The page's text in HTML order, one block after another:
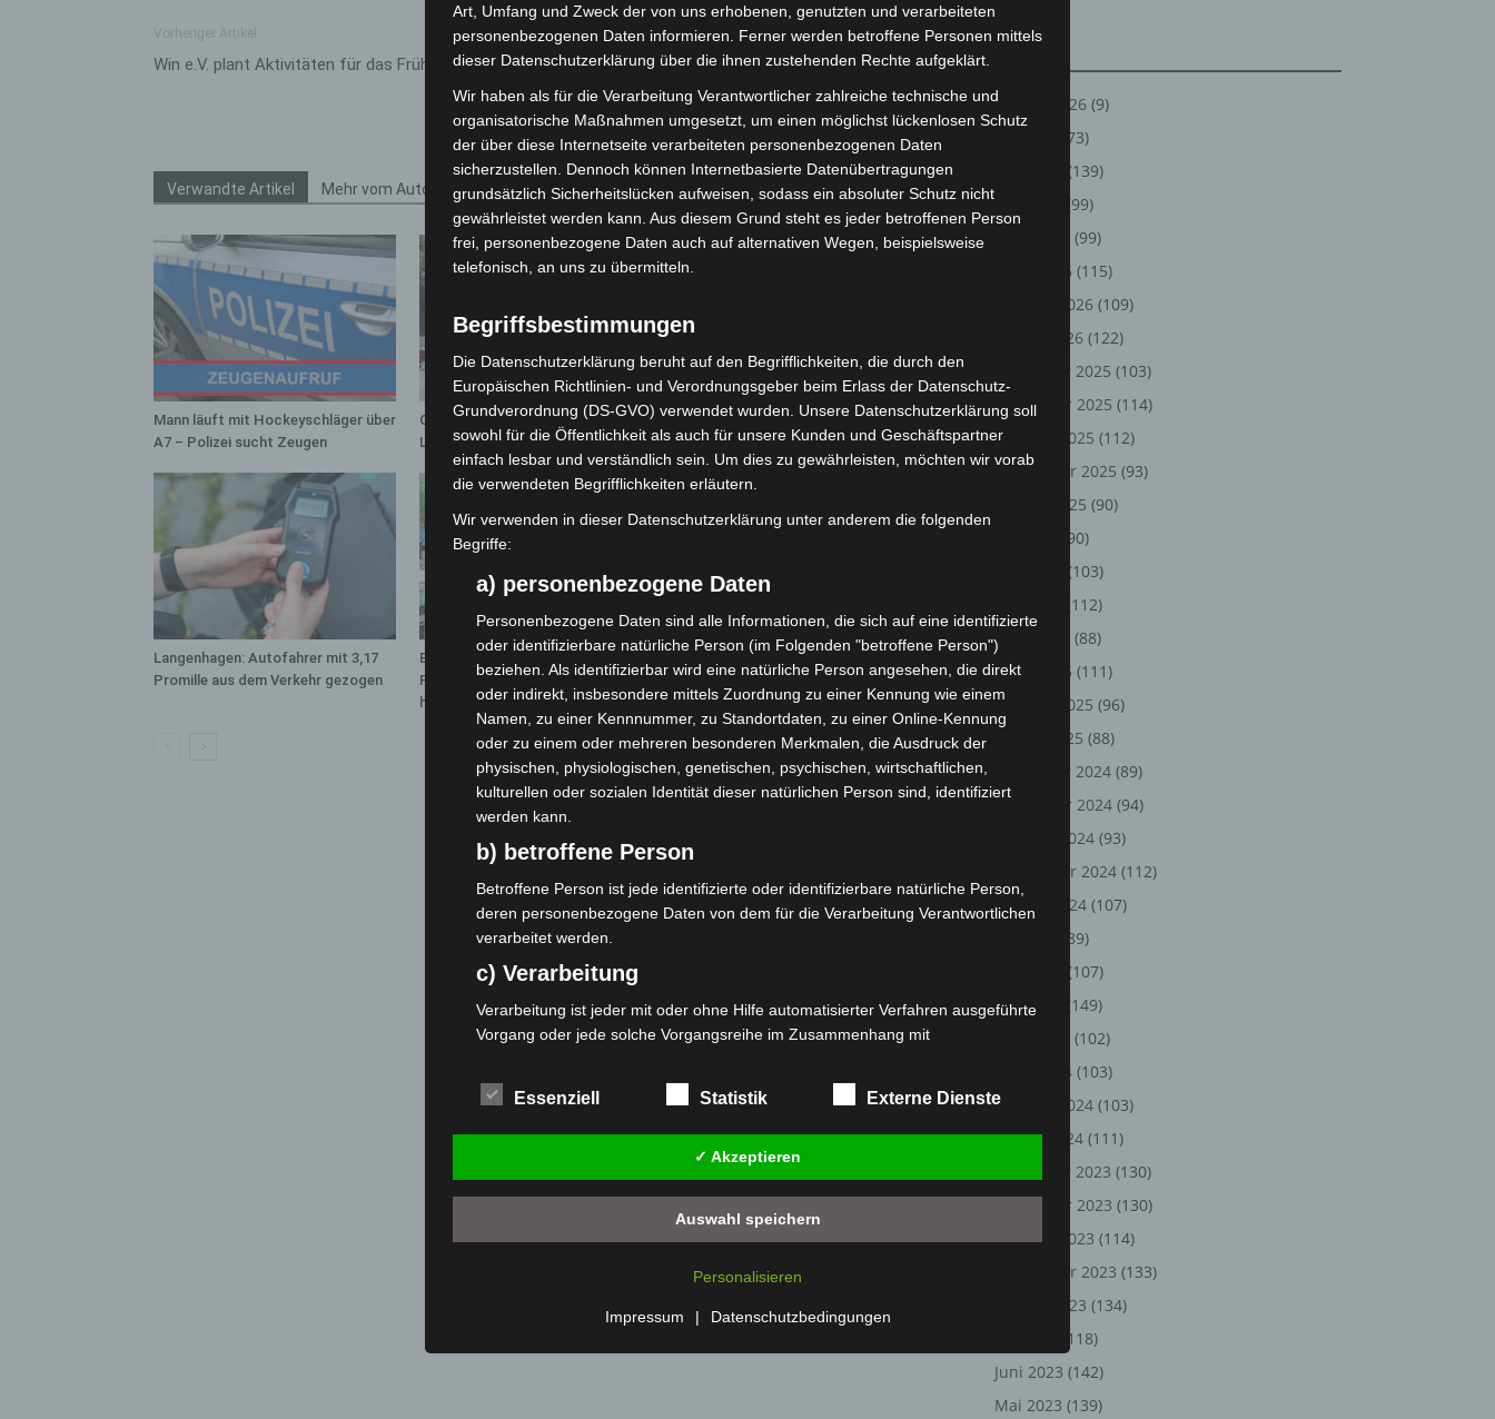
Win e.V. plant Aktivitäten für das Frühjahr
Nächster Artikel
Humor und Hits bei der MIMUSE: Beamten-
Comedy und satirische Radio-Show auf der
Bühne
Verwandte Artikel Mehr vom Autor
Mann läuft mit Hockeyschläger über
A7 – Polizei sucht Zeugen
Gasleitung bei McDonald’s-Umbau in
Langenhagen beschädigt
Hannover Klassik Open Air 2026:
Französische Oper im Maschpark
Langenhagen: Autofahrer mit 3,17
Promille aus dem Verkehr gezogen
Blaulichtmeile Langenhagen 2026:
Polizei, Feuerwehr und Rettung
hautnah erleben
Polizei Langenhagen testet
Aufnahme von Anzeigen per
Videochat
August 2026 (9)
(73)
(139)
(99)
(99)
März 2026 (115)
Februar 2026 (109)
Januar 2026 (122)
Dezember 2025 (103)
November 2025 (114)
Oktober 2025 (112)
September 2025 (93)
August 2025 (90)
(90)
(103)
(112)
April 2025
(88)
März 2025 (111)
Februar 2025 (96)
Januar 2025 (88)
Dezember 2024 (89)
November 2024 (94)
Oktober 2024 (93)
September 2024 (112)
August 2024 (107)
(89)
(107)
Mai 2024
(149)
(102)
März 2024 (103)
Februar 2024 (103)
Januar 2024 (111)
Dezember 2023 (130)
November 2023 (130)
Oktober 2023 (114)
September 2023 (133)
August 2023 (134)
(118)
Juni 2023 (142)
Mai 2023 (139)
Art, Umfang und Zweck der von uns erhobenen, genutzten und verarbeiteten
personenbezogenen Daten informieren. Ferner werden betroffene Personen mittels
dieser Datenschutzerklärung über die ihnen zustehenden Rechte aufgeklärt.
Wir haben als für die Verarbeitung Verantwortlicher zahlreiche technische und
organisatorische Maßnahmen umgesetzt, um einen möglichst lückenlosen Schutz
der über diese Internetseite verarbeiteten personenbezogenen Daten
sicherzustellen. Dennoch können Internetbasierte Datenübertragungen
grundsätzlich Sicherheitslücken aufweisen, sodass ein absoluter Schutz nicht
gewährleistet werden kann. Aus diesem Grund steht es jeder betroffenen Person
frei, personenbezogene Daten auch auf alternativen Wegen, beispielsweise
telefonisch, an uns zu übermitteln.
Begriffsbestimmungen
Die Datenschutzerklärung beruht auf den Begrifflichkeiten, die durch den
Europäischen Richtlinien- und Verordnungsgeber beim Erlass der Datenschutz-
Grundverordnung (DS-GVO) verwendet wurden. Unsere Datenschutzerklärung soll
sowohl für die Öffentlichkeit als auch für unsere Kunden und Geschäftspartner
einfach lesbar und verständlich sein. Um dies zu gewährleisten, möchten wir vorab
die verwendeten Begrifflichkeiten erläutern.
Wir verwenden in dieser Datenschutzerklärung unter anderem die folgenden
Begriffe:
a) personenbezogene Daten
Personenbezogene Daten sind alle Informationen, die sich auf eine identifizierte
oder identifizierbare natürliche Person (im Folgenden "betroffene Person")
beziehen. Als identifizierbar wird eine natürliche Person angesehen, die direkt
oder indirekt, insbesondere mittels Zuordnung zu einer Kennung wie einem
Namen, zu einer Kennnummer, zu Standortdaten, zu einer Online-Kennung
oder zu einem oder mehreren besonderen Merkmalen, die Ausdruck der
physischen, physiologischen, genetischen, psychischen, wirtschaftlichen,
kulturellen oder sozialen Identität dieser natürlichen Person sind, identifiziert
werden kann.
b) betroffene Person
Betroffene Person ist jede identifizierte oder identifizierbare natürliche Person,
deren personenbezogene Daten von dem für die Verarbeitung Verantwortlichen
verarbeitet werden.
c) Verarbeitung
Verarbeitung ist jeder mit oder ohne Hilfe automatisierter Verfahren ausgeführte
Vorgang oder jede solche Vorgangsreihe im Zusammenhang mit
das Ordnen, die Speicherung, die Anpassung oder Veränderung, das Auslesen,
das Abfragen, die Verwendung, die Offenlegung durch Übermittlung, Verbreitung
oder eine andere Form der Bereitstellung, den Abgleich oder die Verknüpfung,
die Einschränkung, das Löschen oder die Vernichtung.
d) Einschränkung der Verarbeitung
Einschränkung der Verarbeitung ist die Markierung gespeicherter
Profiling ist jede Art der automatisierten Verarbeitung personenbezogener
Daten, die darin besteht, dass diese personenbezogenen Daten verwendet
werden, um bestimmte persönliche Aspekte, die sich auf eine natürliche Person
Essenziell Statistik Externe Dienste
✓ Akzeptieren
Auswahl speichern
Personalisieren
Impressum | Datenschutzbedingungen